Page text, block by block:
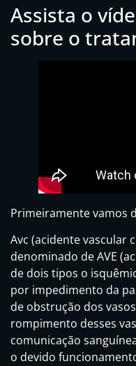
Assista o
sobre o
Primeiramente vamos
Avc (acidente vascular
denominado de AVE
de dois tipos o
por impedimento da
de obstrução dos
rompimento desses
comunicação
o devido